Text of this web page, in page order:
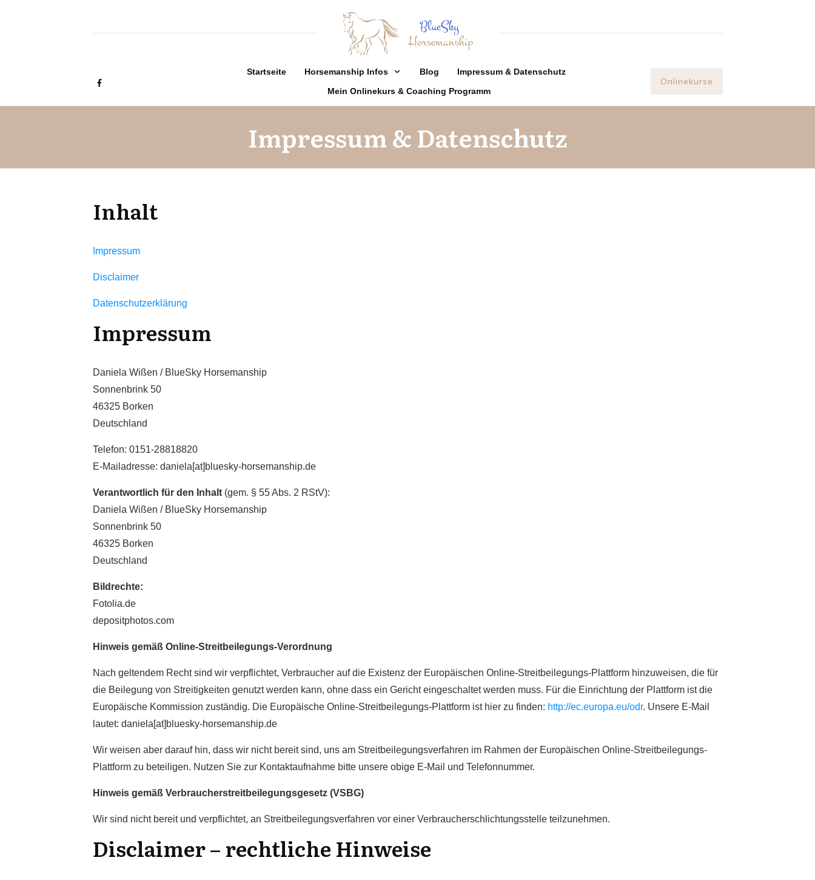
Startseite Horsemanship Infos Blog
Impressum & Datenschutz
Mein Onlinekurs & Coaching Programm
Onlinekurse
Impressum & Datenschutz
Inhalt
Impressum
Disclaimer
Datenschutzerklärung
Impressum
Daniela Wißen / BlueSky Horsemanship
Sonnenbrink 50
46325 Borken
Deutschland
Telefon: 0151-28818820
E-Mailadresse: daniela[at]bluesky-horsemanship.de
Verantwortlich für den Inhalt (gem. § 55 Abs. 2 RStV):
Daniela Wißen / BlueSky Horsemanship
Sonnenbrink 50
46325 Borken
Deutschland
Bildrechte:
Fotolia.de
depositphotos.com
Hinweis gemäß Online-Streitbeilegungs-Verordnung
Nach geltendem Recht sind wir verpflichtet, Verbraucher auf die Existenz der Europäischen Online-Streitbeilegungs-Plattform hinzuweisen, die für
die Beilegung von Streitigkeiten genutzt werden kann, ohne dass ein Gericht eingeschaltet werden muss. Für die Einrichtung der Plattform ist die
Europäische Kommission zuständig. Die Europäische Online-Streitbeilegungs-Plattform ist hier zu finden: http://ec.europa.eu/odr. Unsere E-Mail
lautet: daniela[at]bluesky-horsemanship.de
Wir weisen aber darauf hin, dass wir nicht bereit sind, uns am Streitbeilegungsverfahren im Rahmen der Europäischen Online-Streitbeilegungs-
Plattform zu beteiligen. Nutzen Sie zur Kontaktaufnahme bitte unsere obige E-Mail und Telefonnummer.
Hinweis gemäß Verbraucherstreitbeilegungsgesetz (VSBG)
Wir sind nicht bereit und verpflichtet, an Streitbeilegungsverfahren vor einer Verbraucherschlichtungsstelle teilzunehmen.
Disclaimer – rechtliche Hinweise